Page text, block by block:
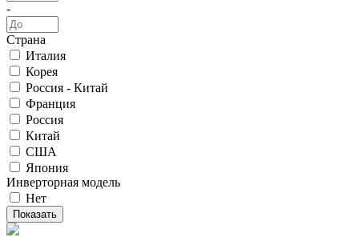
-
Страна
Италия
Корея
Россия - Китай
Франция
Россия
Китай
США
Япония
Инверторная модель
Нет